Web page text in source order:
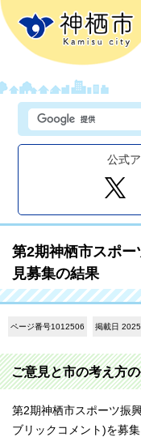
公式
第2期神栖市スポ
見募集の結果
ページ番号1012506 掲載日
ご意見と市の考え方
第2期神栖市スポーツ振
ブリックコメント)を募